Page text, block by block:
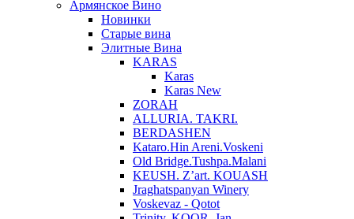
Армянское Вино
Новинки
Старые вина
Элитные Вина
KARAS
Karas
Karas New
ZORAH
ALLURIA. TAKRI.
BERDASHEN
Kataro.Hin Areni.Voskeni
Old Bridge.Tushpa.Malani
KEUSH. Z’art. KOUASH
Jraghatspanyan Winery
Voskevaz - Qotot